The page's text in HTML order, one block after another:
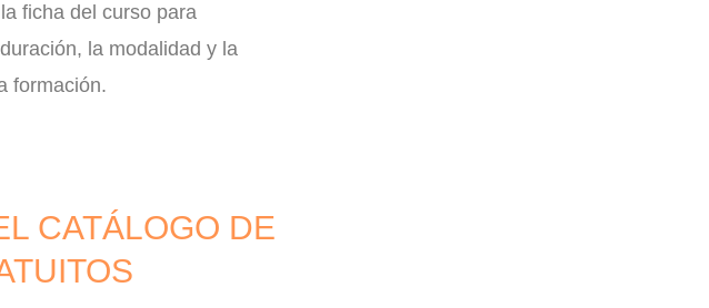
ficha del curso para
la modalidad y la
formación.
CATÁLOGO DE